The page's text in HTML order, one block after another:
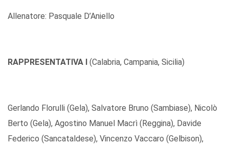
Allenatore: Pasquale D’Aniello
RAPPRESENTATIVA I (Calabria, Campania, Sicilia)
Gerlando Florulli (Gela), Salvatore Bruno (Sambiase), Nicolò
Berto (Gela), Agostino Manuel Macrì (Reggina), Davide
Federico (Sancataldese), Vincenzo Vaccaro (Gelbison),